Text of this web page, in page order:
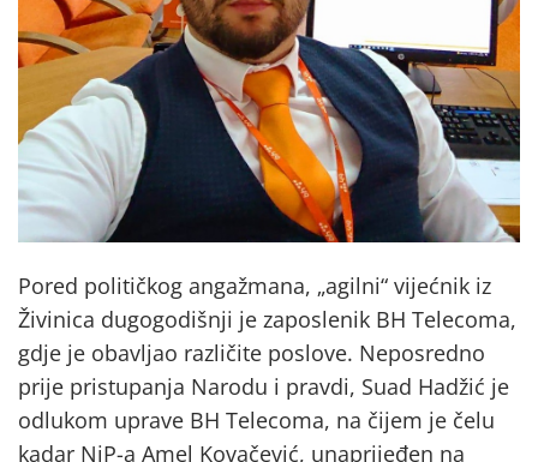
Pored političkog angažmana, „agilni“ vijećnik iz
Živinica dugogodišnji je zaposlenik BH Telecoma,
gdje je obavljao različite poslove. Neposredno
prije pristupanja Narodu i pravdi, Suad Hadžić je
odlukom uprave BH Telecoma, na čijem je čelu
kadar NiP-a Amel Kovačević, unaprijeđen na